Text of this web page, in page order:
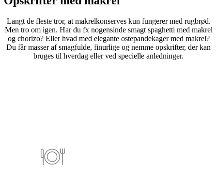
Langt de fleste tror, at makrelkonserves kun fungerer med rugbrød.
Men tro om igen. Har du fx nogensinde smagt spaghetti med makrel
og chorizo? Eller hvad med elegante ostepandekager med makrel?
Du får masser af smagfulde, finurlige og nemme opskrifter, der kan
bruges til hverdag eller ved specielle anledninger.